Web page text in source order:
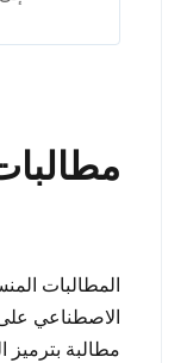
المطالبات
الاصطناعي
مطالبة بترميز